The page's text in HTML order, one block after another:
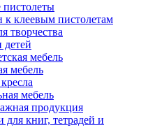
к клеевым пистолетам
творчества
мебель
мебель
мебель
продукция
книг, тетрадей и